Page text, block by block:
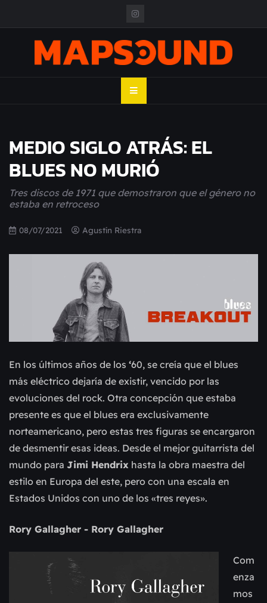
MAPSOUND
MEDIO SIGLO ATRÁS: EL
BLUES NO MURIÓ
Tres discos de 1971 que demostraron que el género no
estaba en retroceso
08/07/2021 Agustín Riestra
En los últimos años de los ‘60, se creía que el blues
más eléctrico dejaría de existir, vencido por las
evoluciones del rock. Otra concepción que estaba
presente es que el blues era exclusivamente
norteamericano, pero estas tres figuras se encargaron
de desmentir esas ideas. Desde el mejor guitarrista del
mundo para Jimi Hendrix hasta la obra maestra del
estilo en Europa del este, pero con una escala en
Estados Unidos con uno de los «tres reyes».
Rory Gallagher - Rory Gallagher
Com
enza
mos